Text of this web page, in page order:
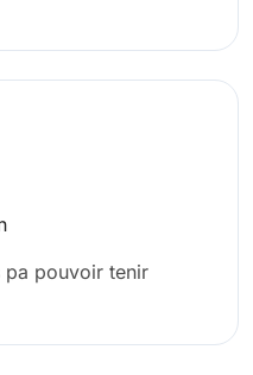
pa pouvoir tenir